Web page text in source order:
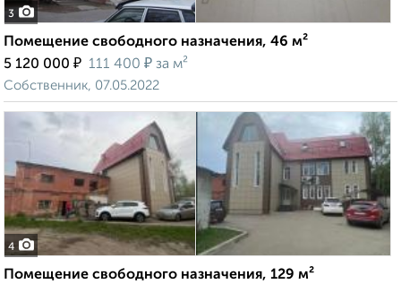
3
Помещение свободного назначения, 46 м²
5 120 000 ₽ 111 400 ₽ за м²
Собственник, 07.05.2022
4
Помещение свободного назначения, 129 м²